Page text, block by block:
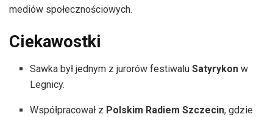
mediów społecznościowych.
Ciekawostki
Sawka był jednym z jurorów festiwaluSatyrykon w
Legnicy.
Współpracował z Polskim Radiem Szczecin, gdzie